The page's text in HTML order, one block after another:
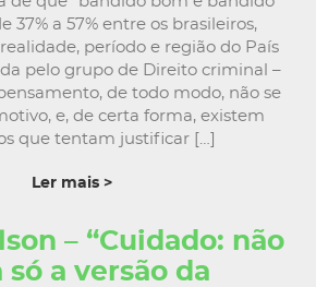
37% a 57% entre os brasileiros,
período e região do País
pelo grupo de Direito criminal –
de todo modo, não se
e, de certa forma, existem
que tentam justificar […]
Ler mais >
– “Cuidado: não
só a versão da